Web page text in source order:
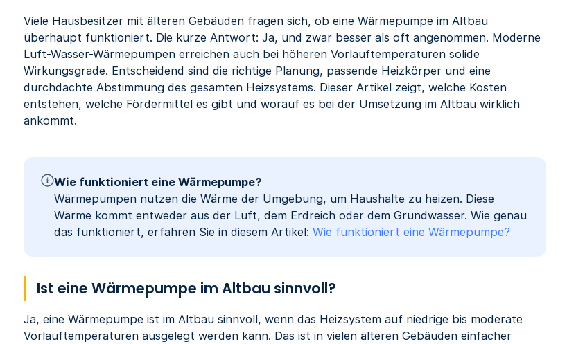
Viele Hausbesitzer mit älteren Gebäuden fragen sich, ob eine Wärmepumpe im Altbau
überhaupt funktioniert. Die kurze Antwort: Ja, und zwar besser als oft angenommen. Moderne
Luft-Wasser-Wärmepumpen erreichen auch bei höheren Vorlauftemperaturen solide
Wirkungsgrade. Entscheidend sind die richtige Planung, passende Heizkörper und eine
durchdachte Abstimmung des gesamten Heizsystems. Dieser Artikel zeigt, welche Kosten
entstehen, welche Fördermittel es gibt und worauf es bei der Umsetzung im Altbau wirklich
ankommt.
Wie funktioniert eine Wärmepumpe?
Wärmepumpen nutzen die Wärme der Umgebung, um Haushalte zu heizen. Diese
Wärme kommt entweder aus der Luft, dem Erdreich oder dem Grundwasser. Wie genau
das funktioniert, erfahren Sie in diesem Artikel: Wie funktioniert eine Wärmepumpe?
Ist eine Wärmepumpe im Altbau sinnvoll?
Ja, eine Wärmepumpe ist im Altbau sinnvoll, wenn das Heizsystem auf niedrige bis moderate
Vorlauftemperaturen ausgelegt werden kann. Das ist in vielen älteren Gebäuden einfacher